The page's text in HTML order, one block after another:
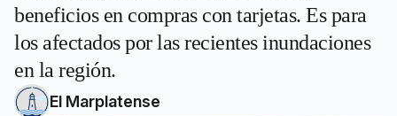
beneficios en compras con tarjetas. Es para
los afectados por las recientes inundaciones
en la región.
El Marplatense